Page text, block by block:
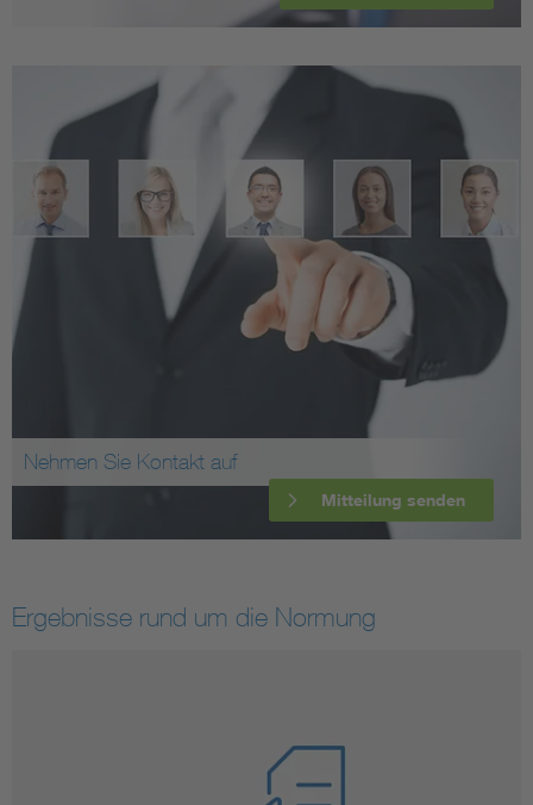
Nehmen Sie Kontakt auf
Mitteilung senden
Ergebnisse rund um die Normung